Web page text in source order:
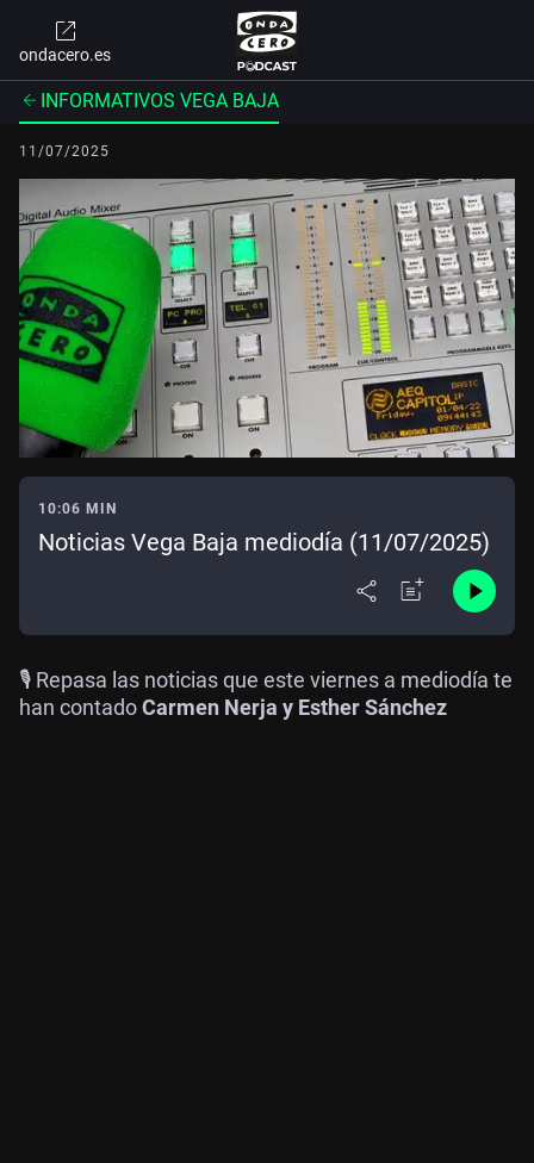
ondacero.es
INFORMATIVOS VEGA BAJA
11/07/2025
10:06 MIN
Noticias Vega Baja mediodía (11/07/2025)
🎙️ Repasa las noticias que este viernes a mediodía te
han contadoCarmen Nerja y Esther Sánchez